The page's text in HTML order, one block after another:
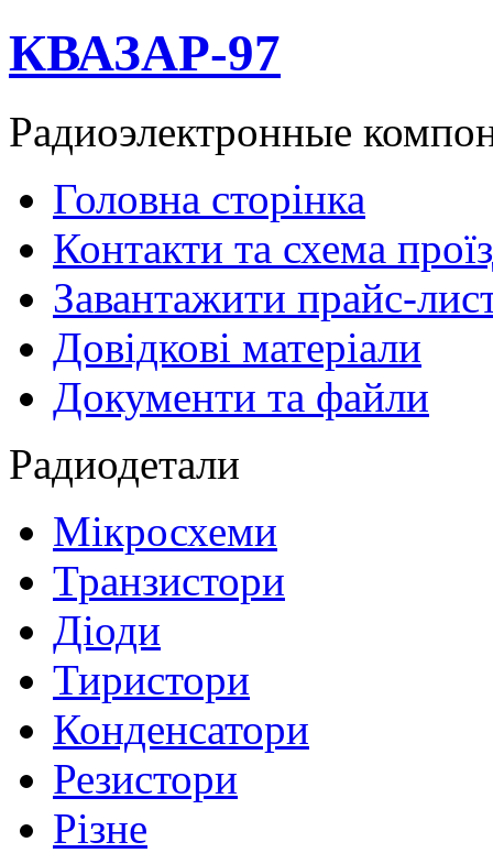
КВАЗАР-97
Радиоэлектронные
Головна сторінка
Контакти та схема
Завантажити прайс-
Довідкові матеріали
Документи та файли
Радиодетали
Мікросхеми
Транзистори
Діоди
Тиристори
Конденсатори
Резистори
Різне